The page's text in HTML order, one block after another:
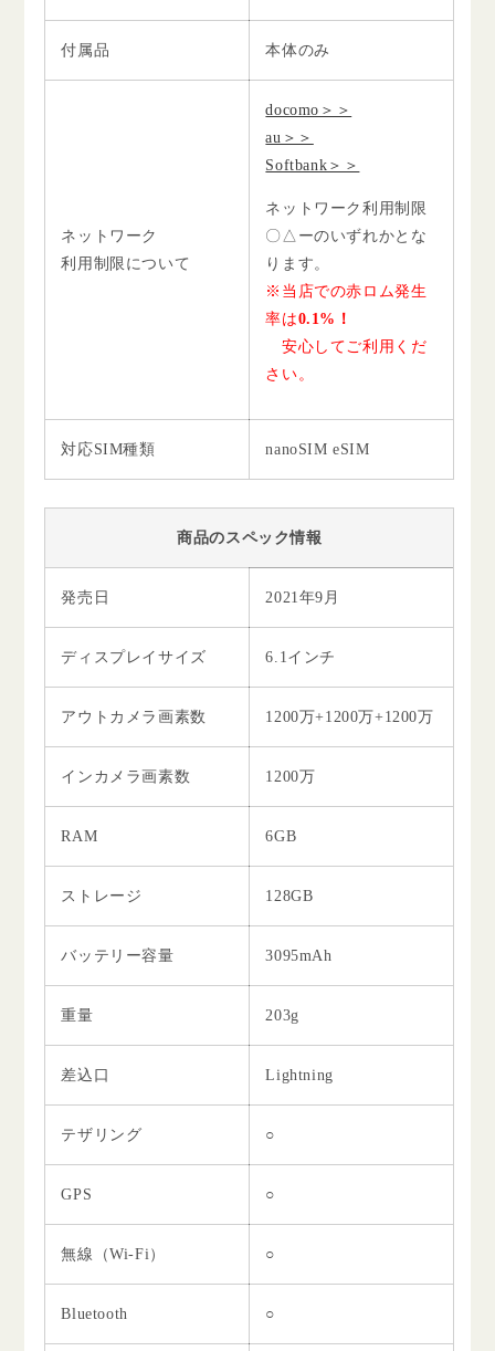
付属品 本体のみ
ネットワーク
利用制限について
docomo＞＞
au＞＞
Softbank＞＞
ネットワーク利用制限
〇△ーのいずれかとな
ります。
※当店での赤ロム発生
率は0.1%！
安心してご利用くだ
さい。
対応SIM種類 nanoSIM eSIM
商品のスペック情報
発売日 2021年9月
ディスプレイサイズ 6.1インチ
アウトカメラ画素数 1200万+1200万+1200万
インカメラ画素数 1200万
RAM 6GB
ストレージ 128GB
バッテリー容量 3095mAh
重量 203g
差込口 Lightning
テザリング ○
GPS ○
無線（Wi-Fi） ○
Bluetooth ○